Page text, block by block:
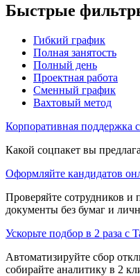
Быстрые
Гибкий график
Полная занятость
Полный день
Проектная работа
Сменный график
Вахтовый метод
Корпоративная поддержка
Какой соцпакет вы
Оформляйте кандидатов
Проверяйте сотрудников и
документы без бумаг и
Ускорьте подбор в 2 раза с
Автоматизируйте сбор
собирайте аналитику в 2